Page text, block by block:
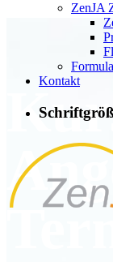
ZenJA
Kontakt